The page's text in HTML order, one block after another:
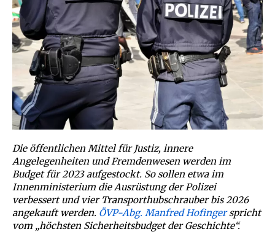
Die öffentlichen Mittel für Justiz, innere
Angelegenheiten und Fremdenwesen werden im
Budget für 2023 aufgestockt. So sollen etwa im
Innenministerium die Ausrüstung der Polizei
verbessert und vier Transporthubschrauber bis 2026
angekauft werden. ÖVP-Abg. Manfred Hofingerspricht
vom „höchsten Sicherheitsbudget der Geschichte“.